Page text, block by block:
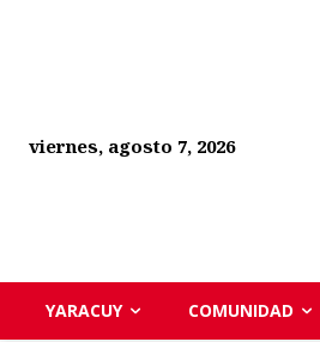
viernes, agosto 7, 2026
YARACUY COMUNIDAD